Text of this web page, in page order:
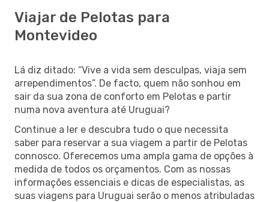
Viajar de Pelotas para
Montevideo
Lá diz ditado: “Vive a vida sem desculpas, viaja sem
arrependimentos”. De facto, quem não sonhou em
sair da sua zona de conforto em Pelotas e partir
numa nova aventura até Uruguai?
Continue a ler e descubra tudo o que necessita
saber para reservar a sua viagem a partir de Pelotas
connosco. Oferecemos uma ampla gama de opções à
medida de todos os orçamentos. Com as nossas
informações essenciais e dicas de especialistas, as
suas viagens para Uruguai serão o menos atribuladas